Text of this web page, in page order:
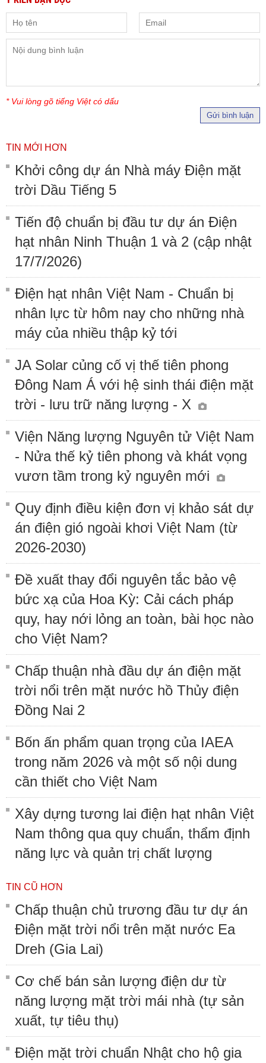
* Vui lòng gõ tiếng Việt có dấu
Gửi bình luận
TIN MỚI HƠN
Khởi công dự án Nhà máy Điện mặt
trời Dầu Tiếng 5
Tiến độ chuẩn bị đầu tư dự án Điện
hạt nhân Ninh Thuận 1 và 2 (cập nhật
17/7/2026)
Điện hạt nhân Việt Nam - Chuẩn bị
nhân lực từ hôm nay cho những nhà
máy của nhiều thập kỷ tới
JA Solar củng cố vị thế tiên phong
Đông Nam Á với hệ sinh thái điện mặt
trời - lưu trữ năng lượng - X
Viện Năng lượng Nguyên tử Việt Nam
- Nửa thế kỷ tiên phong và khát vọng
vươn tầm trong kỷ nguyên mới
Quy định điều kiện đơn vị khảo sát dự
án điện gió ngoài khơi Việt Nam (từ
2026-2030)
Đề xuất thay đổi nguyên tắc bảo vệ
bức xạ của Hoa Kỳ: Cải cách pháp
quy, hay nới lỏng an toàn, bài học nào
cho Việt Nam?
Chấp thuận nhà đầu dự án điện mặt
trời nổi trên mặt nước hồ Thủy điện
Đồng Nai 2
Bốn ấn phẩm quan trọng của IAEA
trong năm 2026 và một số nội dung
cần thiết cho Việt Nam
Xây dựng tương lai điện hạt nhân Việt
Nam thông qua quy chuẩn, thẩm định
năng lực và quản trị chất lượng
TIN CŨ HƠN
Chấp thuận chủ trương đầu tư dự án
Điện mặt trời nổi trên mặt nước Ea
Dreh (Gia Lai)
Cơ chế bán sản lượng điện dư từ
năng lượng mặt trời mái nhà (tự sản
xuất, tự tiêu thụ)
Điện mặt trời chuẩn Nhật cho hộ gia